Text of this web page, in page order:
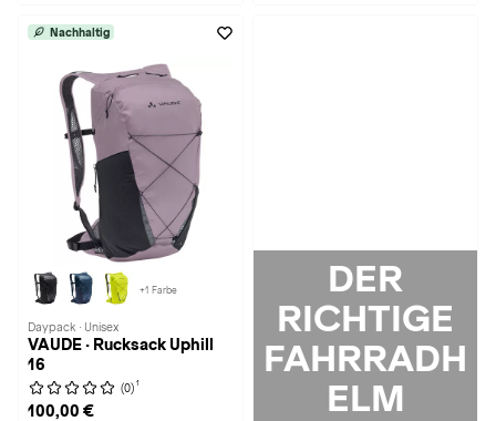
Nachhaltig
+1 Farbe
Daypack · Unisex
VAUDE · Rucksack Uphill
16
(0) 1
100,00 €
DER
RICHTIGE
FAHRRADH
ELM